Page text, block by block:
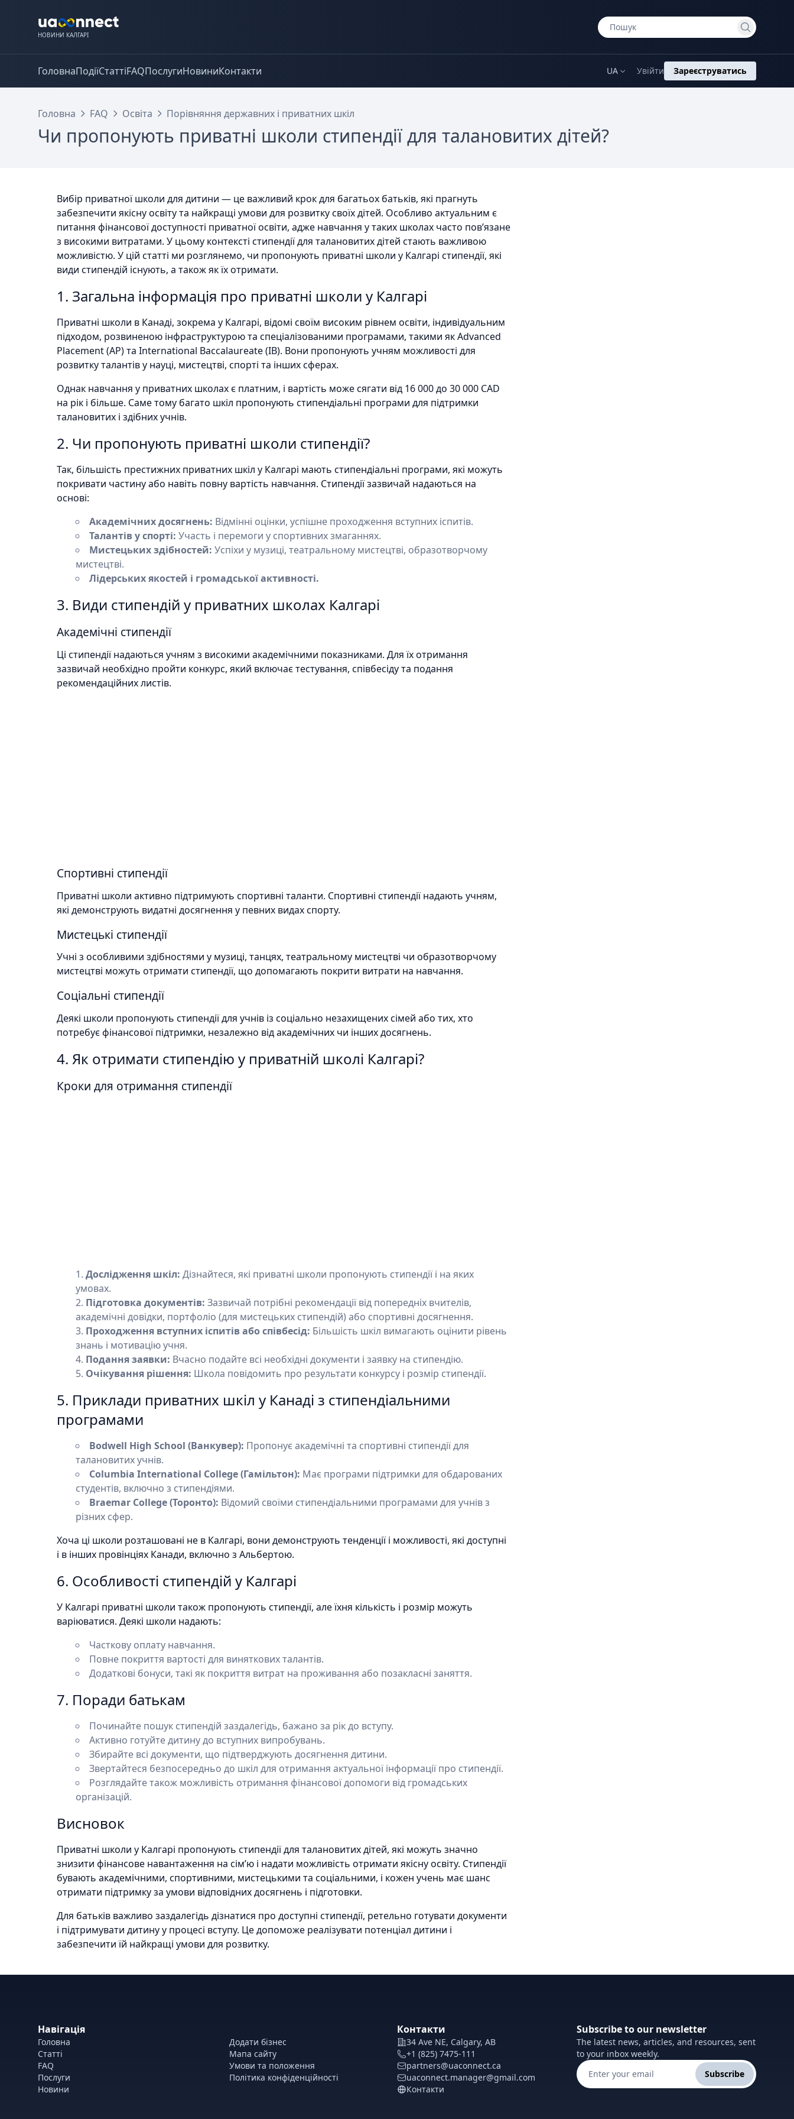
НОВИНИ КАЛГАРІ
ГоловнаПодіїСтаттіFAQПослугиНовиниКонтакти UA Увійти Зареєструватись
Головна FAQ Освіта Порівняння державних і приватних шкіл
Чи пропонують приватні школи стипендії для талановитих дітей?
Вибір приватної школи для дитини — це важливий крок для багатьох батьків, які прагнуть
забезпечити якісну освіту та найкращі умови для розвитку своїх дітей. Особливо актуальним є
питання фінансової доступності приватної освіти, адже навчання у таких школах часто пов’язане
з високими витратами. У цьому контексті стипендії для талановитих дітей стають важливою
можливістю. У цій статті ми розглянемо, чи пропонують приватні школи у Калгарі стипендії, які
види стипендій існують, а також як їх отримати.
1. Загальна інформація про приватні школи у Калгарі
Приватні школи в Канаді, зокрема у Калгарі, відомі своїм високим рівнем освіти, індивідуальним
підходом, розвиненою інфраструктурою та спеціалізованими програмами, такими як Advanced
Placement (AP) та International Baccalaureate (IB). Вони пропонують учням можливості для
розвитку талантів у науці, мистецтві, спорті та інших сферах.
Однак навчання у приватних школах є платним, і вартість може сягати від 16 000 до 30 000 CAD
на рік і більше. Саме тому багато шкіл пропонують стипендіальні програми для підтримки
талановитих і здібних учнів.
2. Чи пропонують приватні школи стипендії?
Так, більшість престижних приватних шкіл у Калгарі мають стипендіальні програми, які можуть
покривати частину або навіть повну вартість навчання. Стипендії зазвичай надаються на
основі:
Академічних досягнень: Відмінні оцінки, успішне проходження вступних іспитів.
Талантів у спорті: Участь і перемоги у спортивних змаганнях.
Мистецьких здібностей: Успіхи у музиці, театральному мистецтві, образотворчому
мистецтві.
Лідерських якостей і громадської активності.
3. Види стипендій у приватних школах Калгарі
Академічні стипендії
Ці стипендії надаються учням з високими академічними показниками. Для їх отримання
зазвичай необхідно пройти конкурс, який включає тестування, співбесіду та подання
рекомендаційних листів.
Спортивні стипендії
Приватні школи активно підтримують спортивні таланти. Спортивні стипендії надають учням,
які демонструють видатні досягнення у певних видах спорту.
Мистецькі стипендії
Учні з особливими здібностями у музиці, танцях, театральному мистецтві чи образотворчому
мистецтві можуть отримати стипендії, що допомагають покрити витрати на навчання.
Соціальні стипендії
Деякі школи пропонують стипендії для учнів із соціально незахищених сімей або тих, хто
потребує фінансової підтримки, незалежно від академічних чи інших досягнень.
4. Як отримати стипендію у приватній школі Калгарі?
Кроки для отримання стипендії
Дослідження шкіл: Дізнайтеся, які приватні школи пропонують стипендії і на яких
умовах.
Підготовка документів: Зазвичай потрібні рекомендації від попередніх вчителів,
академічні довідки, портфоліо (для мистецьких стипендій) або спортивні досягнення.
Проходження вступних іспитів або співбесід: Більшість шкіл вимагають оцінити рівень
знань і мотивацію учня.
Подання заявки: Вчасно подайте всі необхідні документи і заявку на стипендію.
Очікування рішення: Школа повідомить про результати конкурсу і розмір стипендії.
5. Приклади приватних шкіл у Канаді з стипендіальними
програмами
Bodwell High School (Ванкувер): Пропонує академічні та спортивні стипендії для
талановитих учнів.
Columbia International College (Гамільтон): Має програми підтримки для обдарованих
студентів, включно з стипендіями.
Braemar College (Торонто): Відомий своїми стипендіальними програмами для учнів з
різних сфер.
Хоча ці школи розташовані не в Калгарі, вони демонструють тенденції і можливості, які доступні
і в інших провінціях Канади, включно з Альбертою.
6. Особливості стипендій у Калгарі
У Калгарі приватні школи також пропонують стипендії, але їхня кількість і розмір можуть
варіюватися. Деякі школи надають:
Часткову оплату навчання.
Повне покриття вартості для виняткових талантів.
Додаткові бонуси, такі як покриття витрат на проживання або позакласні заняття.
7. Поради батькам
Починайте пошук стипендій заздалегідь, бажано за рік до вступу.
Активно готуйте дитину до вступних випробувань.
Збирайте всі документи, що підтверджують досягнення дитини.
Звертайтеся безпосередньо до шкіл для отримання актуальної інформації про стипендії.
Розглядайте також можливість отримання фінансової допомоги від громадських
організацій.
Висновок
Приватні школи у Калгарі пропонують стипендії для талановитих дітей, які можуть значно
знизити фінансове навантаження на сім’ю і надати можливість отримати якісну освіту. Стипендії
бувають академічними, спортивними, мистецькими та соціальними, і кожен учень має шанс
отримати підтримку за умови відповідних досягнень і підготовки.
Для батьків важливо заздалегідь дізнатися про доступні стипендії, ретельно готувати документи
і підтримувати дитину у процесі вступу. Це допоможе реалізувати потенціал дитини і
забезпечити їй найкращі умови для розвитку.
Навігація
Головна
Статті
FAQ
Послуги
Новини
Додати бізнес
Мапа сайту
Умови та положення
Політика конфіденційності
Контакти
34 Ave NE, Calgary, AB
+1 (825) 7475-111
partners@uaconnect.ca
uaconnect.manager@gmail.com
Контакти
Subscribe to our newsletter
The latest news, articles, and resources, sent
to your inbox weekly.
Subscribe